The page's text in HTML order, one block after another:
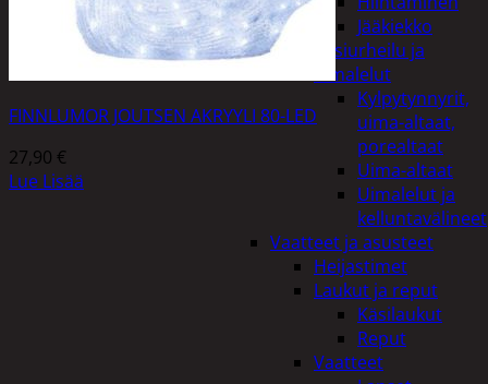
Jääkiekko
Vesiurheilu ja
uimalelut
Kylpytynnyrit,
uima-altaat,
porealtaat
Uima-altaat
Uimalelut ja
kelluntavälineet
Vaatteet ja asusteet
Heijastimet
Laukut ja reput
Käsilaukut
Reput
Vaatteet
FINNLUMOR JOUTSEN AKRYYLI 80-LED
27,90 €
Lue Lisää